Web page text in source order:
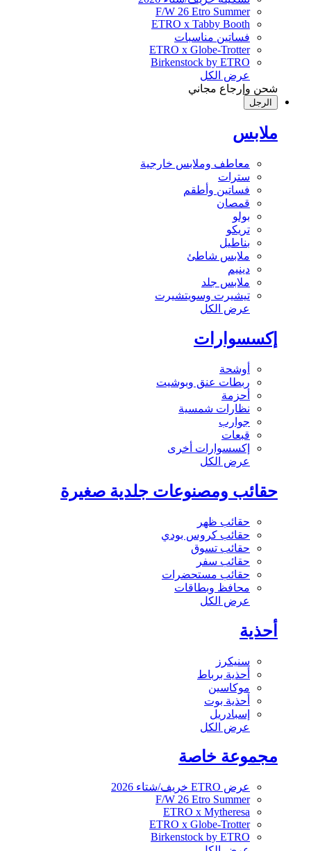
F/W 26 Etro Summer
ETRO x Tabby Booth
فساتين مناسبات
ETRO x Globe-Trotter
Birkenstock by ETRO
عرض الكل
شحن وإرجاع مجاني
الرجل
ملابس
معاطف وملابس خارجية
سترات
فساتين وأطقم
قمصان
بولو
تريكو
بناطيل
ملابس شاطئ
دينيم
ملابس جلد
تيشيرت وسويتشيرت
عرض الكل
إكسسوارات
أوشحة
ربطات عنق وبوشيت
أحزمة
نظارات شمسية
جوارب
قبعات
إكسسوارات أخرى
عرض الكل
حقائب ومصنوعات جلدية صغيرة
حقائب ظهر
حقائب كروس بودي
حقائب تسوق
حقائب سفر
حقائب مستحضرات
محافظ وبطاقات
عرض الكل
أحذية
سنيكرز
أحذية برباط
موكاسين
أحذية بوت
إسبادريل
عرض الكل
مجموعة خاصة
عرض ETRO خريف/شتاء 2026
F/W 26 Etro Summer
ETRO x Mytheresa
ETRO x Globe-Trotter
Birkenstock by ETRO